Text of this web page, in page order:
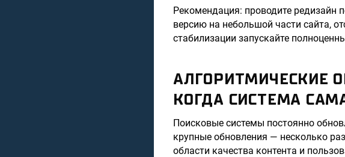
Рекомендация: проводите редизайн
версию на небольшой части сайта,
стабилизации запускайте
АЛГОРИТМИЧЕСКИЕ
КОГДА СИСТЕМА
Поисковые системы постоянно
крупные обновления — несколько
области качества контента и